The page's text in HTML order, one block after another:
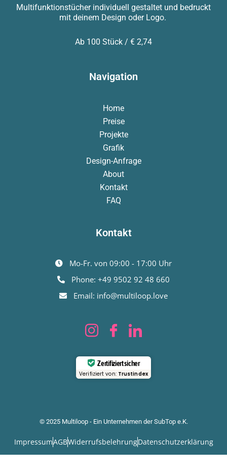
Multifunktionstücher individuell gestaltet und bedruckt
mit deinem Design oder Logo.
Ab 100 Stück / € 2,74
Navigation
Home
Preise
Projekte
Grafik
Design-Anfrage
About
Kontakt
FAQ
Kontakt
Mo-Fr. von 09:00 - 17:00 Uhr
Phone: +49 9502 92 48 660
Email: info@multiloop.love
Zertifiziert sicher
Verifiziert von: Trustindex
© 2025 Multiloop - Ein Unternehmen der SubTop e.K.
ImpressumAGBWiderrufsbelehrungDatenschutzerklärung